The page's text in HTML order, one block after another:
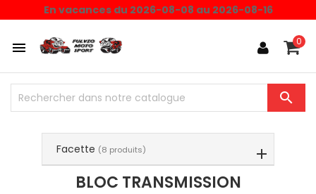
En vacances du 2026-08-08 au 2026-08-16
 0

Facette (8 produits)
BLOC TRANSMISSION
Choisissez une valeur...